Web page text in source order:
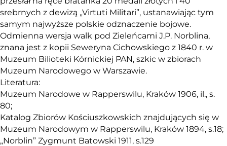
srebrnych z dewizą „Virtuti Militari”, ustanawiając tym
samym najwyższe polskie odznaczenie bojowe.
Odmienna wersja walk pod Zieleńcami J.P. Norblina,
znana jest z kopii Seweryna Cichowskiego z 1840 r. w
Muzeum Bilioteki Kórnickiej PAN, szkic w zbiorach
Muzeum Narodowego w Warszawie.
Literatura:
Muzeum Narodowe w Rapperswilu, Kraków 1906, il., s.
80;
Katalog Zbiorów Kościuszkowskich znajdujących się w
Muzeum Narodowym w Rapperswilu, Kraków 1894, s.18;
„Norblin” Zygmunt Batowski 1911, s.129